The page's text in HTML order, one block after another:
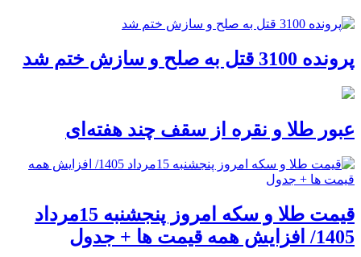
پرونده 3100 قتل به صلح و سازش ختم شد
عبور طلا و نقره از سقف چند هفته‌ای
قیمت طلا و سکه امروز پنجشنبه 15مرداد
1405/ افزایش همه قیمت ها + جدول